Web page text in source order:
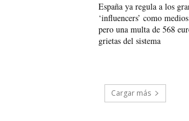
España ya regula a los
‘influencers’ como
pero una multa de 568
grietas del sistema
Cargar más